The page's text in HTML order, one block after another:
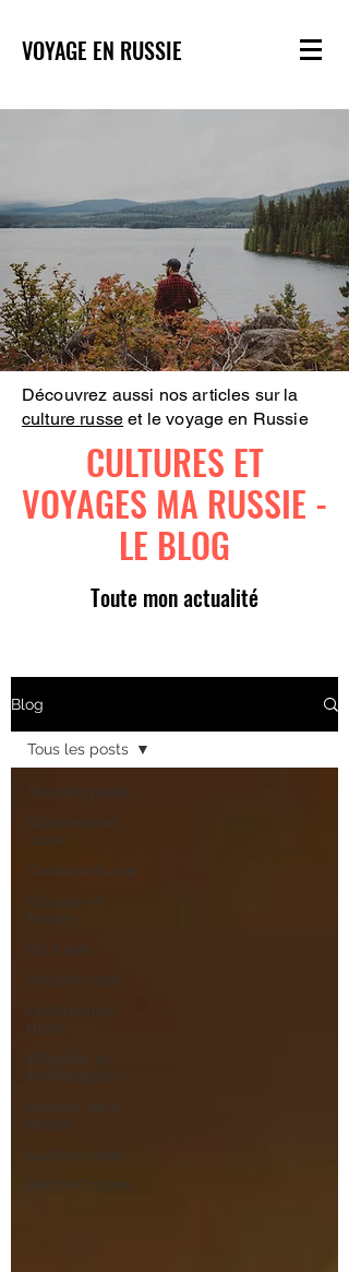
VOYAGE EN RUSSIE
Découvrez aussi nos articles sur la
culture russe et le voyage en Russie
CULTURES ET
VOYAGES MA RUSSIE -
LE BLOG
Toute mon actualité
Blog
Tous les posts
Gastronomie
russe
Tradition Russe
Voyage en
Russie
Art russe
Société russe
Architecture
russe
Religions et
Mythologies
Histoire de la
Russie
Culture russe
Récits-Fictions
Tous les posts